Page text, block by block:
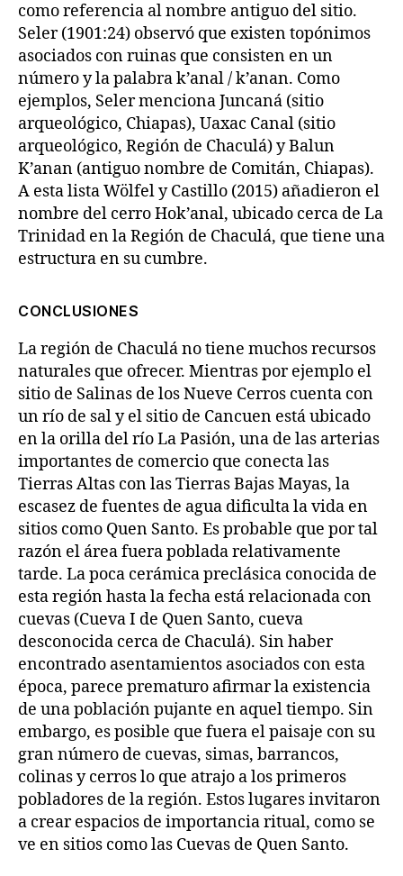
como referencia al nombre antiguo del sitio.
Seler (1901:24) observó que existen topónimos
asociados con ruinas que consisten en un
número y la palabra k’anal / k’anan. Como
ejemplos, Seler menciona Juncaná (sitio
arqueológico, Chiapas), Uaxac Canal (sitio
arqueológico, Región de Chaculá) y Balun
K’anan (antiguo nombre de Comitán, Chiapas).
A esta lista Wölfel y Castillo (2015) añadieron el
nombre del cerro Hok’anal, ubicado cerca de La
Trinidad en la Región de Chaculá, que tiene una
estructura en su cumbre.
CONCLUSIONES
La región de Chaculá no tiene muchos recursos
naturales que ofrecer. Mientras por ejemplo el
sitio de Salinas de los Nueve Cerros cuenta con
un río de sal y el sitio de Cancuen está ubicado
en la orilla del río La Pasión, una de las arterias
importantes de comercio que conecta las
Tierras Altas con las Tierras Bajas Mayas, la
escasez de fuentes de agua dificulta la vida en
sitios como Quen Santo. Es probable que por tal
razón el área fuera poblada relativamente
tarde. La poca cerámica preclásica conocida de
esta región hasta la fecha está relacionada con
cuevas (Cueva I de Quen Santo, cueva
desconocida cerca de Chaculá). Sin haber
encontrado asentamientos asociados con esta
época, parece prematuro afirmar la existencia
de una población pujante en aquel tiempo. Sin
embargo, es posible que fuera el paisaje con su
gran número de cuevas, simas, barrancos,
colinas y cerros lo que atrajo a los primeros
pobladores de la región. Estos lugares invitaron
a crear espacios de importancia ritual, como se
ve en sitios como las Cuevas de Quen Santo.